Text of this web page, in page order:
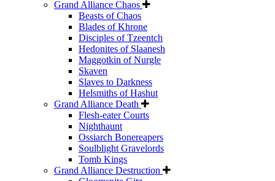
Grand Alliance Chaos
Beasts of Chaos
Blades of Khrone
Disciples of Tzeentch
Hedonites of Slaanesh
Maggotkin of Nurgle
Skaven
Slaves to Darkness
Helsmiths of Hashut
Grand Alliance Death
Flesh-eater Courts
Nighthaunt
Ossiarch Bonereapers
Soulblight Gravelords
Tomb Kings
Grand Alliance Destruction